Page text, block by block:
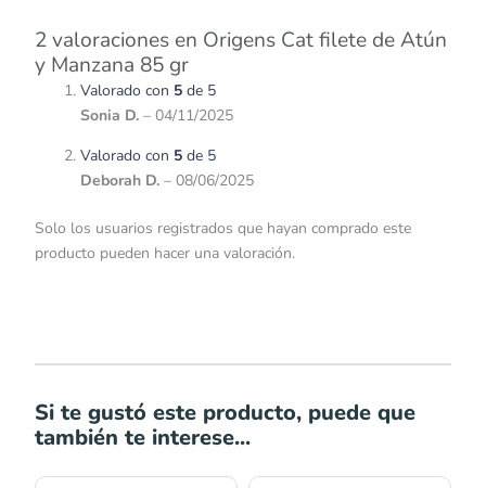
2 valoraciones en Origens Cat filete de Atún
y Manzana 85 gr
Valorado con 5 de 5
Sonia D. – 04/11/2025
Valorado con 5 de 5
Deborah D. – 08/06/2025
Solo los usuarios registrados que hayan comprado este
producto pueden hacer una valoración.
Si te gustó este producto, puede que
también te interese...